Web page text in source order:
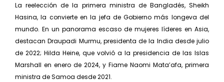
La reelección de la primera ministra de Bangladés, Sheikh
Hasina, la convierte en la jefa de Gobierno más longeva del
mundo. En un panorama escaso de mujeres líderes en Asia,
destacan Draupadi Murmu, presidenta de la India desde julio
de 2022; Hilda Heine, que volvió a la presidencia de las Islas
Marshall en enero de 2024, y Fiame Naomi Mata’afa, primera
ministra de Samoa desde 2021.